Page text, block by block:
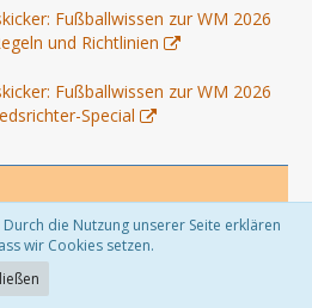
Fußballwissen zur WM 2026
und Richtlinien
Fußballwissen zur WM 2026
Special
die Nutzung unserer Seite erklären
wir Cookies setzen.